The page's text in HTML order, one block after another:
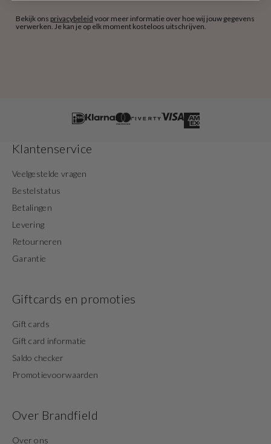
Bekijk ons privacybeleid voor meer informatie over hoe wij jouw gegevens
verwerken. Je kan je op elk moment kosteloos uitschrijven.
Klantenservice
Veelgestelde vragen
Bestelstatus
Betalingen
Levering
Retourneren
Garantie
Giftcards en promoties
Gift cards
Gift card informatie
Saldo checker
Promotievoorwaarden
Over Brandfield
Over ons